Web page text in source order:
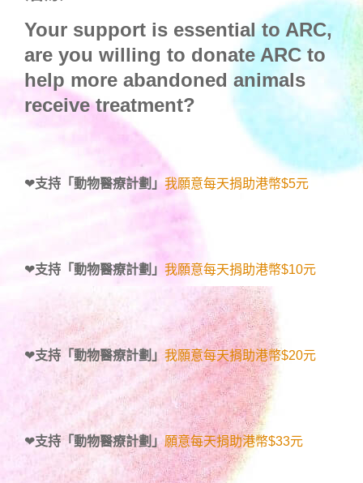
Your support is essential to ARC,
are you willing to donate ARC to
help more abandoned animals
receive treatment?
❤支持「動物醫療計劃」 我願意每天捐助港幣$5元
❤支持「動物醫療計劃」 我願意每天捐助港幣$10元
❤支持「動物醫療計劃」 我願意每天捐助港幣$20元
❤支持「動物醫療計劃」 願意每天捐助港幣$33元